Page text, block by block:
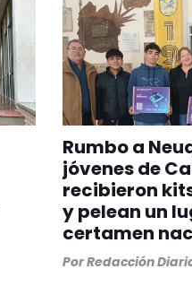
Rumbo a
jóvenes de
recibieron
y pelean un
certamen
PorRedacción